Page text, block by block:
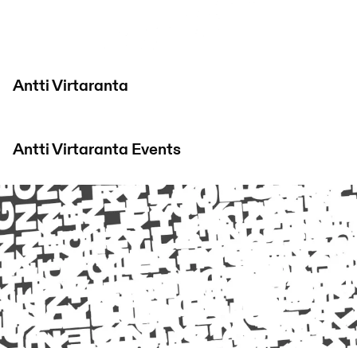
Antti Virtaranta
Antti Virtaranta Events